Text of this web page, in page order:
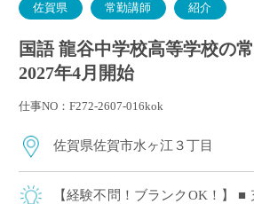
佐賀県 常勤講師 紹介
国語 龍谷中学校高等学校の
2027年4月開始
仕事NO：F272-2607-016kok
佐賀県佐賀市水ヶ江３丁目
【経験不問！ブランクOK！】 ■